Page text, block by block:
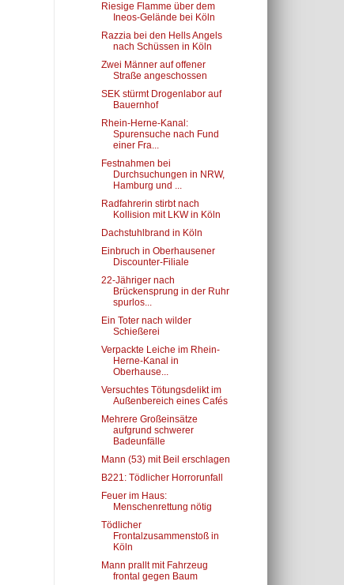
Riesige Flamme über dem
Ineos-Gelände bei Köln
Razzia bei den Hells Angels
nach Schüssen in Köln
Zwei Männer auf offener
Straße angeschossen
SEK stürmt Drogenlabor auf
Bauernhof
Rhein-Herne-Kanal:
Spurensuche nach Fund
einer Fra...
Festnahmen bei
Durchsuchungen in NRW,
Hamburg und ...
Radfahrerin stirbt nach
Kollision mit LKW in Köln
Dachstuhlbrand in Köln
Einbruch in Oberhausener
Discounter-Filiale
22-Jähriger nach
Brückensprung in der Ruhr
spurlos...
Ein Toter nach wilder
Schießerei
Verpackte Leiche im Rhein-
Herne-Kanal in
Oberhause...
Versuchtes Tötungsdelikt im
Außenbereich eines Cafés
Mehrere Großeinsätze
aufgrund schwerer
Badeunfälle
Mann (53) mit Beil erschlagen
B221: Tödlicher Horrorunfall
Feuer im Haus:
Menschenrettung nötig
Tödlicher
Frontalzusammenstoß in
Köln
Mann prallt mit Fahrzeug
frontal gegen Baum